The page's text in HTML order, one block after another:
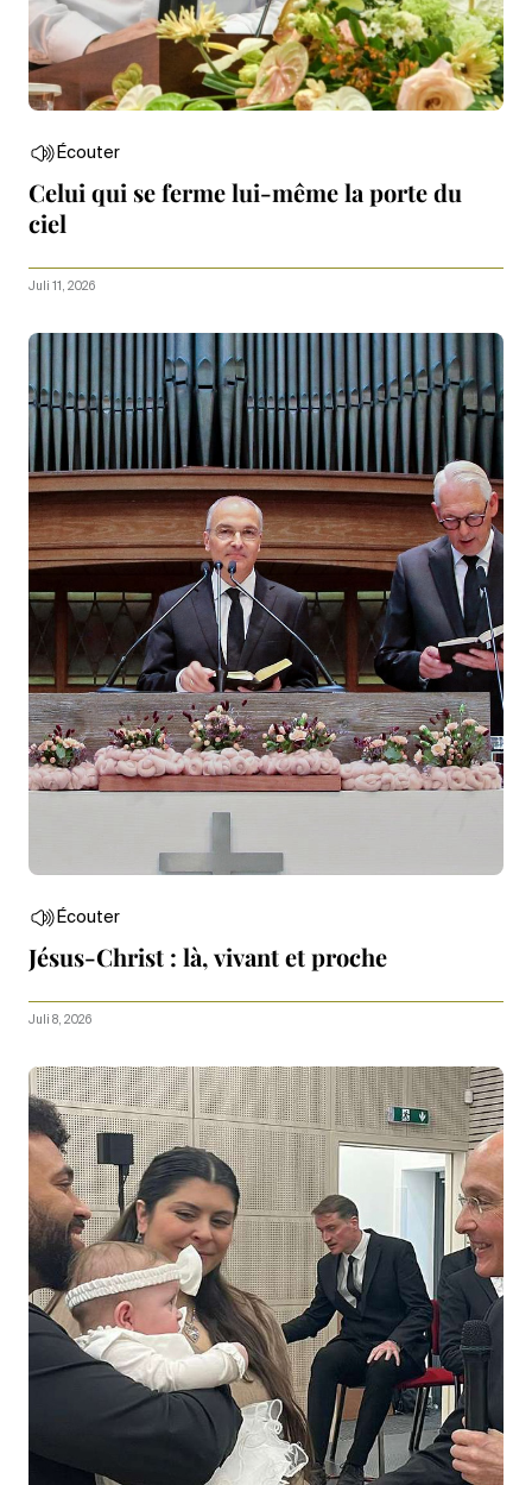
Écouter
Celui qui se ferme lui-même la porte du
ciel
Juli 11, 2026
Écouter
Jésus-Christ : là, vivant et proche
Juli 8, 2026